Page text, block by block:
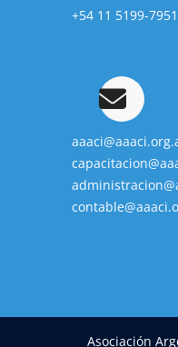
+54 11 5199-
Asociación